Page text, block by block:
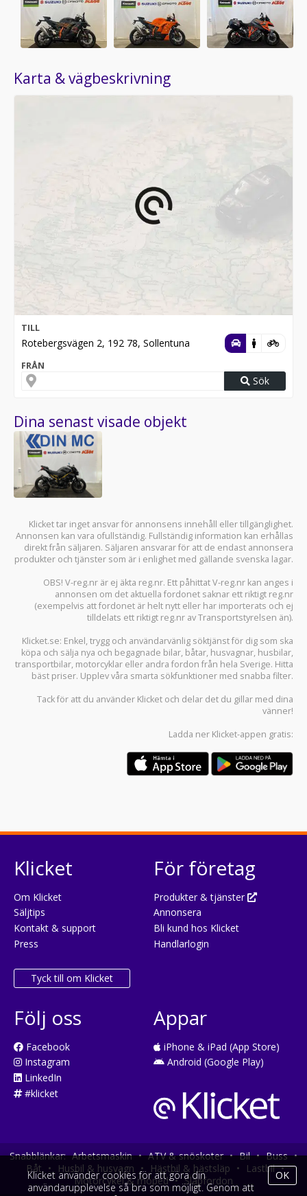
Karta & vägbeskrivning
TILL
Rotebergsvägen 2, 192 78, Sollentuna
FRÅN
Sök
Dina senast visade objekt
Klicket tar inget ansvar för annonsens innehåll eller tillgänglighet.
Annonsen kan vara ofullständig. Fullständig information kan erhållas
direkt från säljaren. Säljaren ansvarar för att de endast annonsera
produkter och tjänster som är i enlighet med gällande svenska lagar.
OBS! V-reg.nr är ej äkta reg.nr. Ett påhittat V-reg.nr kan anges i
annonsen om det aktuella fordonet saknar ett riktigt reg.nr
(exempelvis att fordonet är helt nytt eller har importerats och ej
tilldelats ett riktigt reg.nr av Transportstyrelsen än).
Klicket.se: Enkel, trygg och användarvänlig söktjänst för dig som ska
köpa och sälja nya och begagnade bilar, båtar, husvagnar, husbilar,
transportbilar, motorcyklar eller andra fordon från hela Sverige. Hitta
bäst priser. Upplev våra smarta sökfunktioner med snabba filter.
Tack för att du använder Klicket och delar det du gillar med dina
vänner!
Ladda ner Klicket-appen gratis:
Klicket
Om Klicket
Säljtips
Kontakt & support
Press
Tyck till om Klicket
För företag
Produkter & tjänster
Annonsera
Bli kund hos Klicket
Handlarlogin
Följ oss
Facebook
Instagram
LinkedIn
#klicket
Appar
iPhone & iPad (App Store)
Android (Google Play)
Snabblänkar: Arbetsmaskin • ATV & snöskoter • Bil • Buss •
Båt • Husbil & husvagn • Hästbil & hästsläp • Lastbil •
Motorcykel & moped • Släpfordon
Klicket använder cookies för att göra din
användarupplevelse så bra som möjligt. Genom att
OK